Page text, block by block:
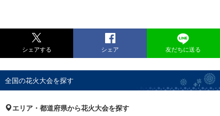
シェアする シェア 友だちに送る
全国の花火大会を探す
エリア・都道府県から花火大会を探す